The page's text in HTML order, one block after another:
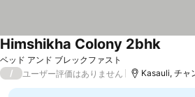
ベッド アンド ブレックファスト
Himshikha Colony 2bhk料金を
/ ユーザー評価はありません Kasauli, チャ